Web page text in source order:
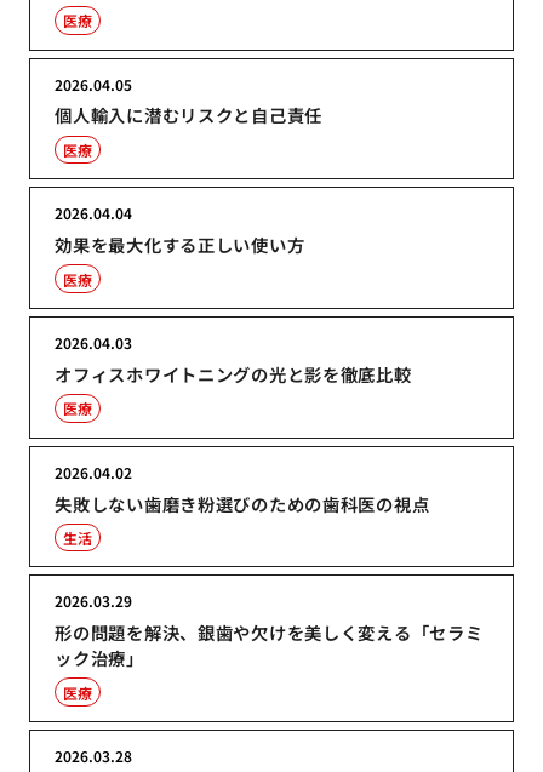
医療
個人輸入に潜むリスクと自己責任
2026.04.05
医療
効果を最大化する正しい使い方
2026.04.04
医療
オフィスホワイトニングの光と影を徹底比較
2026.04.03
医療
失敗しない歯磨き粉選びのための歯科医の視点
2026.04.02
生活
形の問題を解決、銀歯や欠けを美しく変える「セラミ
ック治療」
2026.03.29
医療
2026.03.28